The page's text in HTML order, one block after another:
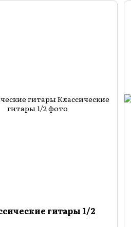
гитары 1/2